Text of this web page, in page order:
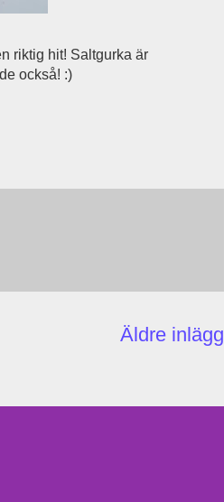
riktig hit! Saltgurka är
också! :)
Äldre inlägg